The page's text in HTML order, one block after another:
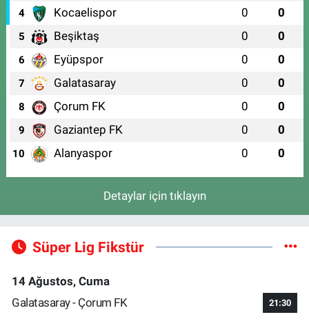
4 Kocaelispor 0 0
5 Beşiktaş 0 0
6 Eyüpspor 0 0
7 Galatasaray 0 0
8 Çorum FK 0 0
9 Gaziantep FK 0 0
10 Alanyaspor 0 0
Detaylar için tıklayın
Süper Lig Fikstür
14 Ağustos, Cuma
Galatasaray - Çorum FK
21:30